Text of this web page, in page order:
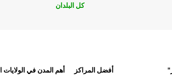
كل البلدان
أهم المدن في الولايات
أفضل المراكز